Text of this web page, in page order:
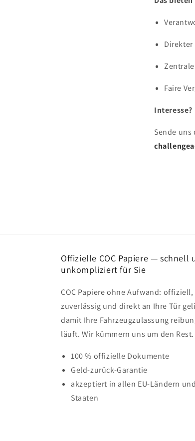
Faire
Interesse?
Sende
Offizielle COC Papiere — schnell
unkompliziert für Sie
COC Papiere ohne Aufwand: offiziell,
zuverlässig und direkt an Ihre Tür
damit Ihre Fahrzeugzulassung
läuft. Wir kümmern uns um den Rest.
100 % offizielle Dokumente
Geld-zurück-Garantie
akzeptiert in allen EU-Ländern
Staaten